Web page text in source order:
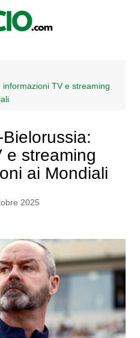
TV e streaming
e streaming
ai Mondiali
2025